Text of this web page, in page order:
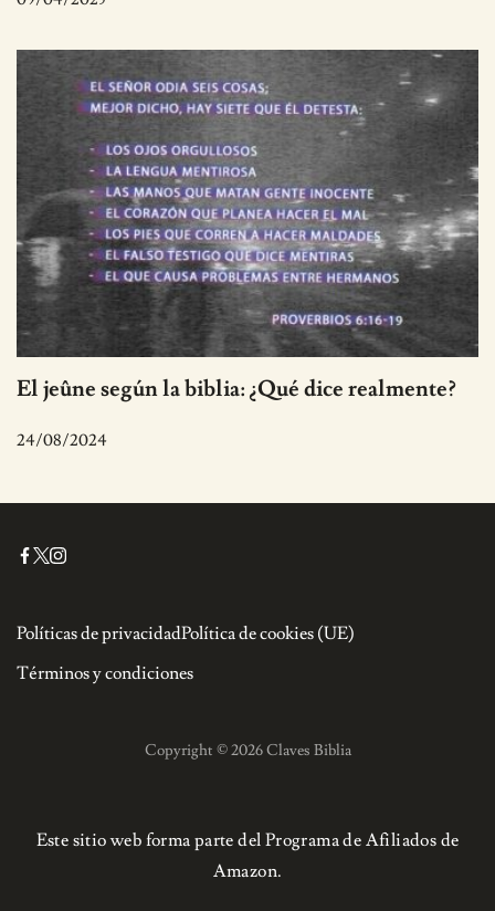
El jeûne según la biblia: ¿Qué dice realmente?
24/08/2024
Políticas de privacidadPolítica de cookies (UE)
Términos y condiciones
Copyright © 2026 Claves Biblia
Este sitio web forma parte del Programa de Afiliados de
Amazon.